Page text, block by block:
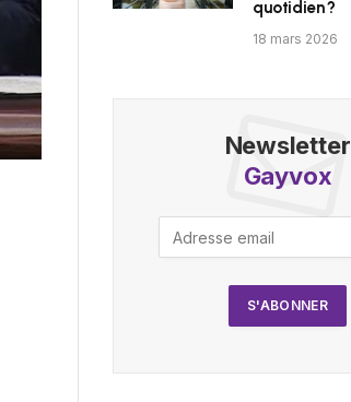
quotidien ?
18 mars 2026
Newsletter
Gayvox